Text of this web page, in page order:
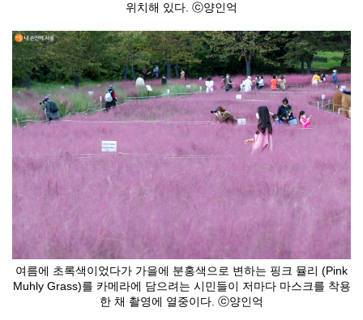
위치해 있다. ⓒ양인억
여름에 초록색이었다가 가을에 분홍색으로 변하는 핑크 뮬리 (Pink
Muhly Grass)를 카메라에 담으려는 시민들이 저마다 마스크를 착용
한 채 촬영에 열중이다. ⓒ양인억